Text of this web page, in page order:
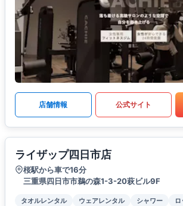
店舗情報 公式サイト
ライザップ四日市店
桜駅から車で16分
三重県四日市市鵜の森1-3-20萩ビル9F
タオルレンタル ウェアレンタル シャワー